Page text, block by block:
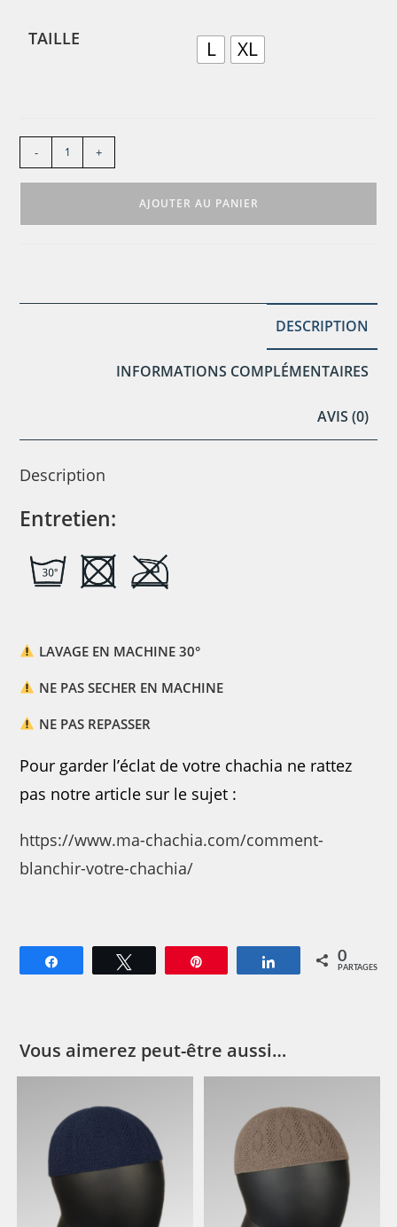
TAILLE L XL
- +
AJOUTER AU PANIER
DESCRIPTION
INFORMATIONS COMPLÉMENTAIRES
AVIS (0)
Description
Entretien:
LAVAGE EN MACHINE 30°
NE PAS SECHER EN MACHINE
NE PAS REPASSER
Pour garder l’éclat de votre chachia ne rattez
pas notre article sur le sujet :
https://www.ma-chachia.com/comment-
blanchir-votre-chachia/
Partagez 0
PARTAGES
Vous aimerez peut-être aussi…